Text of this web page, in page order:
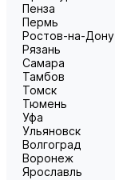
Пенза
Пермь
Ростов-на-Дону
Рязань
Самара
Тамбов
Томск
Тюмень
Уфа
Ульяновск
Волгоград
Воронеж
Ярославль